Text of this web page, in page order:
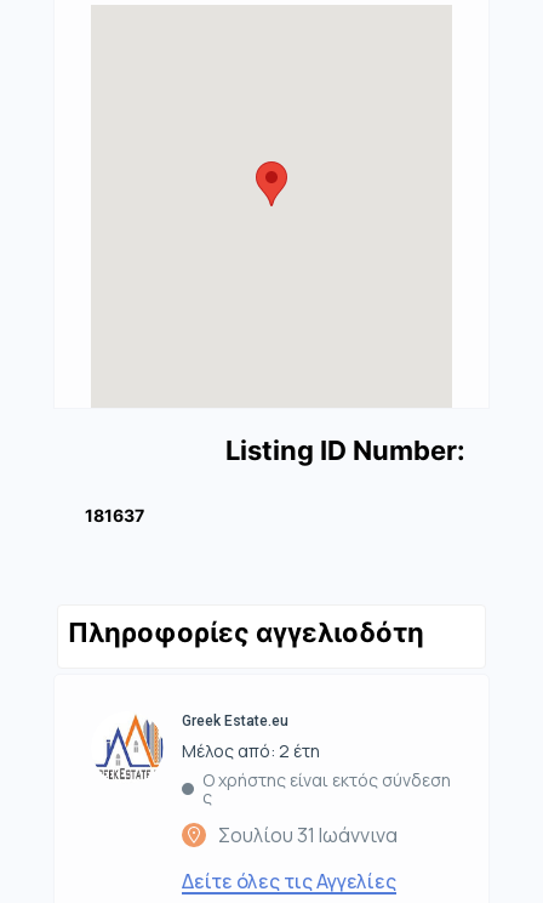
Listing ID Number:
181637
Πληροφορίες αγγελιοδότη
Greek Estate.eu
Μέλος από: 2 έτη
Ο χρήστης είναι εκτός σύνδεση
ς
Σουλίου 31 Ιωάννινα
Δείτε όλες τις Αγγελίες